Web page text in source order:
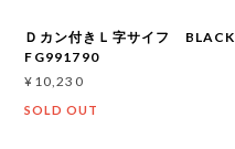
Ｄカン付きＬ字サイフ BLACK
FG991790
¥10,230
SOLD OUT